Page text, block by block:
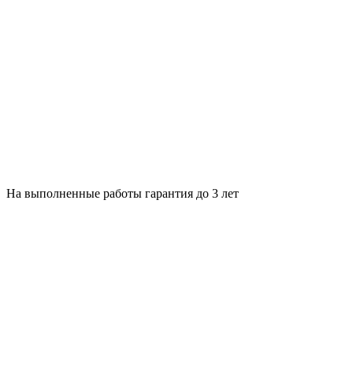
На выполненные работы гарантия до 3 лет